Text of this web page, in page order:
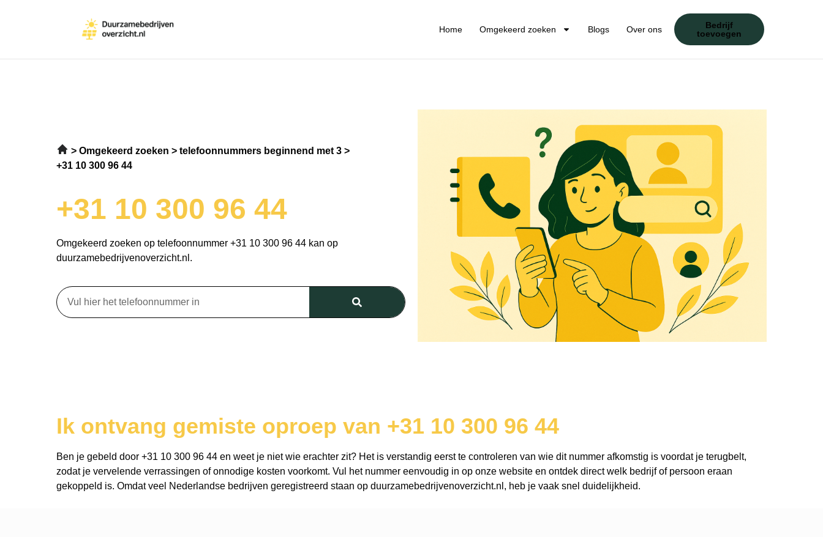
Home Omgekeerd zoeken Blogs Over ons
Bedrijf
toevoegen
Omgekeerd zoeken
telefoonnummers beginnend met 3
+31 10 300 96 44
+31 10 300 96 44
Omgekeerd zoeken op telefoonnummer +31 10 300 96 44 kan op
duurzamebedrijvenoverzicht.nl.
Ik ontvang gemiste oproep van +31 10 300 96 44
Ben je gebeld door +31 10 300 96 44 en weet je niet wie erachter zit? Het is verstandig eerst te controleren van wie dit nummer afkomstig is voordat je terugbelt,
zodat je vervelende verrassingen of onnodige kosten voorkomt. Vul het nummer eenvoudig in op onze website en ontdek direct welk bedrijf of persoon eraan
gekoppeld is. Omdat veel Nederlandse bedrijven geregistreerd staan op duurzamebedrijvenoverzicht.nl, heb je vaak snel duidelijkheid.